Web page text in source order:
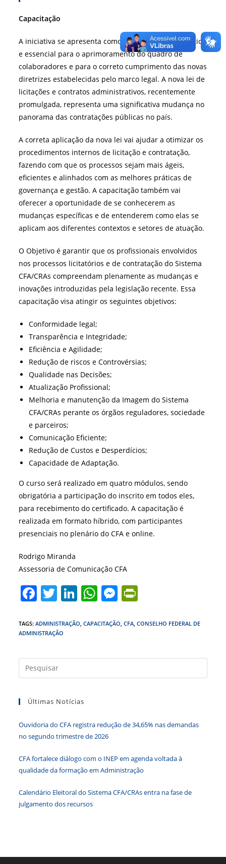
Capacitação
A iniciativa se apresenta como uma medida estratégica
e essencial para o aprimoramento do quadro de
colaboradores e para o correto cumprimento das novas
diretrizes estabelecidas pelo marco legal. A nova lei de
licitações e contratos administrativos, recentemente
promulgada, representa uma significativa mudança no
panorama das contratações públicas no país.
A correta aplicação da nova lei vai ajudar a otimizar os
procedimentos internos de licitação e contratação,
fazendo com que os processos sejam mais ágeis,
eficientes e alinhados com as melhores práticas de
governança e gestão. A capacitação também vai
oferecer a oportunidade de se conhecerem as
mudanças específicas e de entenderem como elas se
aplicam aos diferentes contextos e setores de atuação.
O Objetivo é garantir que os profissionais envolvidos
nos processos licitatórios e de contratação do Sistema
CFA/CRAs compreendam plenamente as mudanças e
inovações introduzidas pela legislação recente. Essa
capacitação visa atingir os seguintes objetivos:
Conformidade legal;
Transparência e Integridade;
Eficiência e Agilidade;
Redução de riscos e Controvérsias;
Qualidade nas Decisões;
Atualização Profissional;
Melhoria e manutenção da Imagem do Sistema
CFA/CRAs perante os órgãos reguladores, sociedade
e parceiros;
Comunicação Eficiente;
Redução de Custos e Desperdícios;
Capacidade de Adaptação.
O curso será realizado em quatro módulos, sendo
obrigatória a participação do inscrito em todos eles,
para recebimento do certificado. A capacitação é
realizada em formato híbrido, com participantes
presenciais no plenário do CFA e online.
Rodrigo Miranda
Assessoria de Comunicação CFA
F
c
e
b
o
k
T
itt
er
Li
k
dI
n
W
at
A
p
M
ss
n
g
tF
e
n
TAGS:ADMINISTRAÇÃO CAPACITAÇÃO CFA CONSELHO FEDERAL DE
ADMINISTRAÇÃO
a
Últimas Notícias
Ouvidoria do CFA registra redução de 34,65% nas demandas
no segundo trimestre de 2026
CFA fortalece diálogo com o INEP em agenda voltada à
qualidade da formação em Administração
Calendário Eleitoral do Sistema CFA/CRAs entra na fase de
julgamento dos recursos